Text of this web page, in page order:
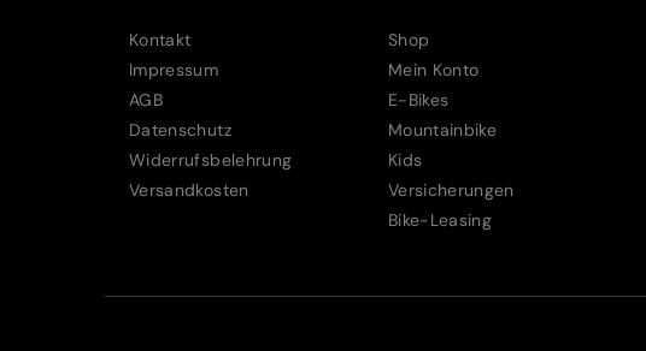
Kontakt
Impressum
AGB
Datenschutz
Widerrufsbelehrung
Versandkosten
Shop
Mein Konto
E-Bikes
Mountainbike
Kids
Versicherungen
Bike-Leasing